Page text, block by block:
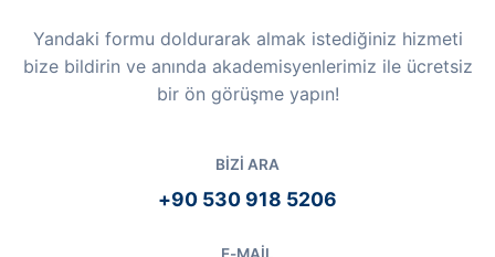
Yandaki formu doldurarak almak istediğiniz hizmeti
bize bildirin ve anında akademisyenlerimiz ile ücretsiz
bir ön görüşme yapın!
BIZI ARA
+90 530 918 5206
E-MAIL